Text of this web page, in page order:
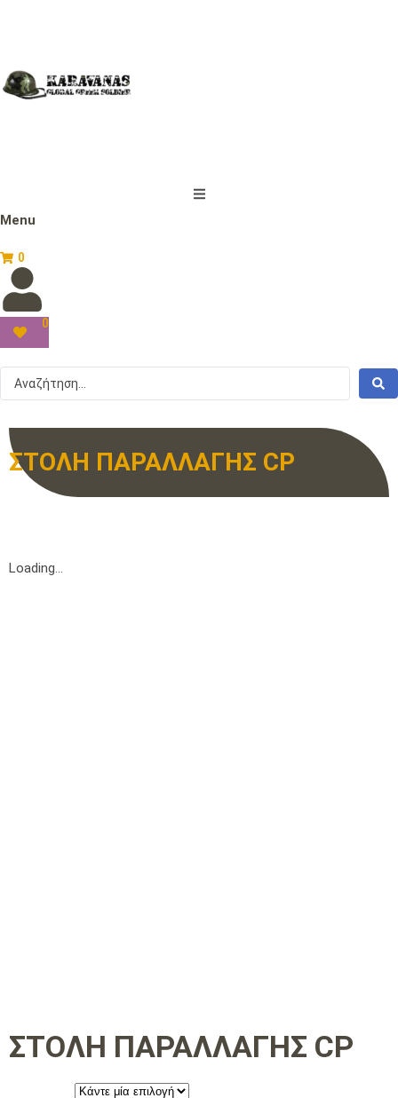
Menu
0
0
ΣΤΟΛΗ ΠΑΡΑΛΛΑΓΗΣ CP
Loading...
ΣΤΟΛΗ ΠΑΡΑΛΛΑΓΗΣ CP